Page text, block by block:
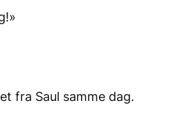
fra Saul samme dag.